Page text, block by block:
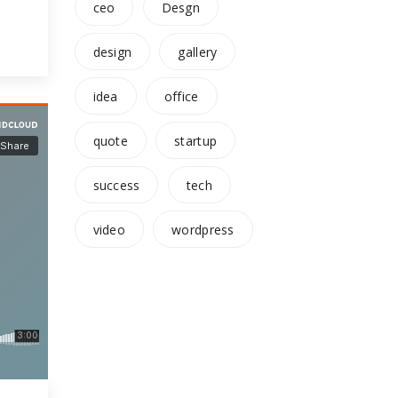
ceo Desgn
design gallery
idea office
quote startup
success tech
video wordpress